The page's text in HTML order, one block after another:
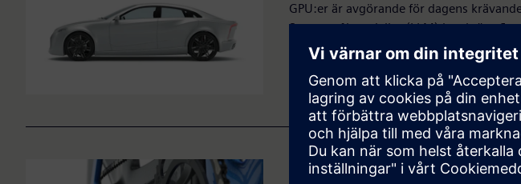
GPU:er är avgörande för dagens
Stora språkmodeller (LLM) kan kräva
grafikprocessorer som är utformade för
Få återgivningar till liv